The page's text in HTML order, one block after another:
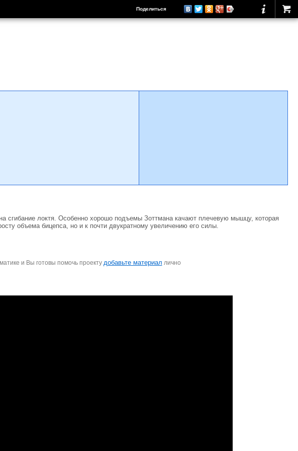
Поделиться
сгибание локтя. Особенно хорошо подъемы Зоттмана качают плечевую мышцу, которая
объема бицепса, но и к почти двукратному увеличению его силы.
и Вы готовы помочь проекту добавьте материал лично